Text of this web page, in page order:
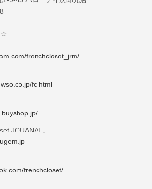
frenchcloset_jrm/
fc.html
JOUANAL」
frenchcloset/